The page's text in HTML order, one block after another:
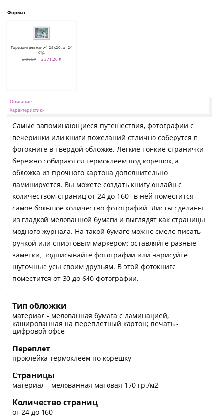
Формат
Горизонтальная А4 28х20, от 24
стр.
2 965 ₽
2 371.20 ₽
Описание
Характеристики
Самые запоминающиеся путешествия, фотографии с
вечеринки или книги пожеланий отлично соберутся в
фотокниге в твердой обложке. Лёгкие тонкие странички
бережно собираются термоклеем под корешок, а
обложка из прочного картона дополнительно
ламинируется. Вы можете создать книгу онлайн с
количеством страниц от 24 до 160– в ней поместится
самое большое количество фотографий. Листы сделаны
из гладкой мелованной бумаги и выглядят как страницы
модного журнала. На такой бумаге можно смело писать
ручкой или спиртовым маркером: оставляйте разные
заметки, подписывайте фотографии или нарисуйте
шуточные усы своим друзьям. В этой фотокниге
поместится от 30 до 640 фотографии.
Тип обложки
материал - мелованная бумага с ламинацией,
кашированная на переплетный картон; печать -
цифровой офсет
Переплет
проклейка термоклеем по корешку
Страницы
материал - мелованная матовая 170 гр./м2
Количество страниц
от 24 до 160